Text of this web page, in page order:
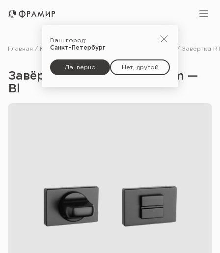
Ваш город:
Санкт-Петербург
Да, верно Нет, другой
Главная Каталог Фурнитура
Завёртка RT 7S WC Premium —
Bl